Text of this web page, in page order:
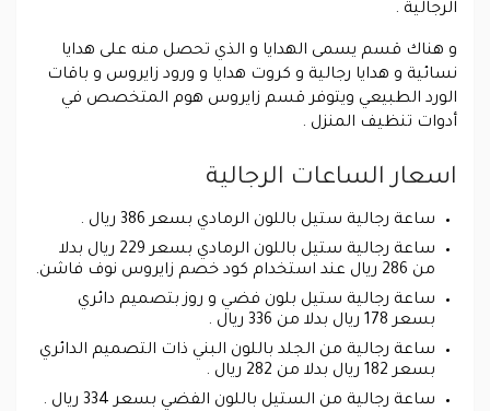
الرجالية .
و هناك قسم يسمى الهدايا و الذي تحصل منه على هدايا
نسائية و هدايا رجالية و كروت هدايا و ورود زايروس و باقات
الورد الطبيعي ويتوفر قسم زايروس هوم المتخصص في
أدوات تنظيف المنزل .
اسعار الساعات الرجالية
ساعة رجالية ستيل باللون الرمادي بسعر 386 ريال .
ساعة رجالية ستيل باللون الرمادي بسعر 229 ريال بدلا
من 286 ريال عند استخدام كود خصم زايروس نوف فاشن.
ساعة رجالية ستيل بلون فضي و روز بتصميم دائري
بسعر 178 ريال بدلا من 336 ريال .
ساعة رجالية من الجلد باللون البني ذات التصميم الدائري
بسعر 182 ريال بدلا من 282 ريال .
ساعة رجالية من الستيل باللون الفضي بسعر 334 ريال .